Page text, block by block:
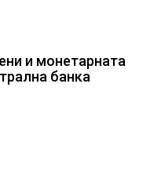
и монетарната
банка